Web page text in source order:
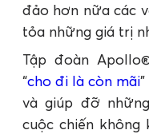
đảo hơn nữa các
tỏa những giá trị
Tập đoàn
“cho đi là còn mãi
và giúp đỡ
cuộc chiến